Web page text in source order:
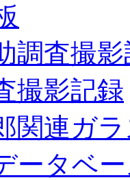
調査撮
撮影記録
関連ガ
ータベ